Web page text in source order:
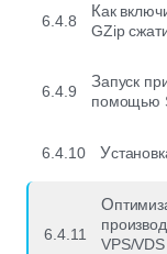
6.4.8
Как включить кэширование и
GZip
6.4.9
Запуск приложений в фоне с
помощью
6.4.10
6.4.11
Оптимизация
VPS/